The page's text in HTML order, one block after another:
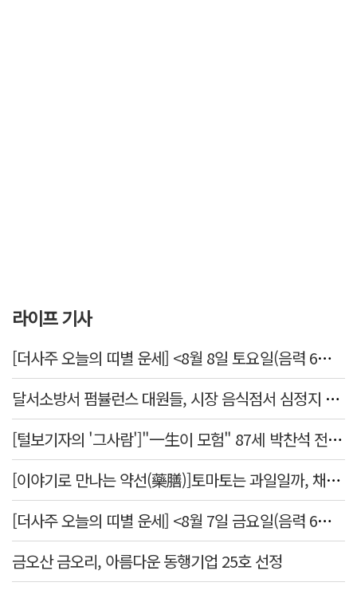
라이프 기사
[더사주 오늘의 띠별 운세] <8월 8일 토요일(음력 6월26일)>
달서소방서 펌뷸런스 대원들, 시장 음식점서 심정지 환자 생명 살려
[털보기자의 '그사람']"一生이 모험" 87세 박찬석 전 경북대 총장
[이야기로 만나는 약선(藥膳)]토마토는 과일일까, 채소일까
[더사주 오늘의 띠별 운세] <8월 7일 금요일(음력 6월25일)>
금오산 금오리, 아름다운 동행기업 25호 선정